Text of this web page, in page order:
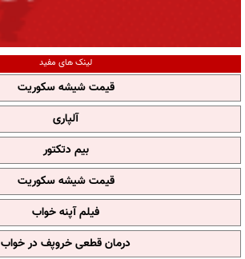
لینک های مفید
قیمت شیشه سکوریت
آلپاری
بیم دتکتور
قیمت شیشه سکوریت
فیلم آپنه خواب
درمان قطعی خروپف در خواب